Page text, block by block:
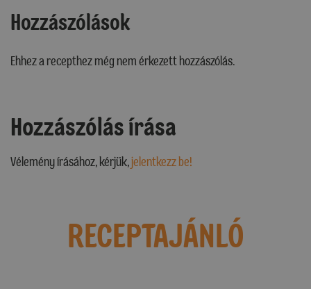
Hozzászólások
Ehhez a recepthez még nem érkezett hozzászólás.
Hozzászólás írása
Vélemény írásához, kérjük,jelentkezz be!
RECEPTAJÁNLÓ